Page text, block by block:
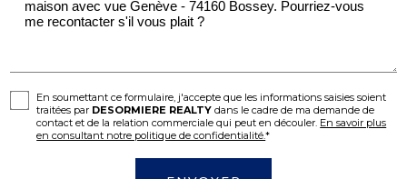
En soumettant ce formulaire, j'accepte que les informations saisies soient
traitées par DESORMIERE REALTY dans le cadre de ma demande de
contact et de la relation commerciale qui peut en découler. En savoir plus
en consultant notre politique de confidentialité.*